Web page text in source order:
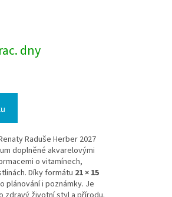
dny
Raduše Herber 2027
doplněné akvarelovými
o vitamínech,
Díky formátu 21 × 15
i poznámky. Je